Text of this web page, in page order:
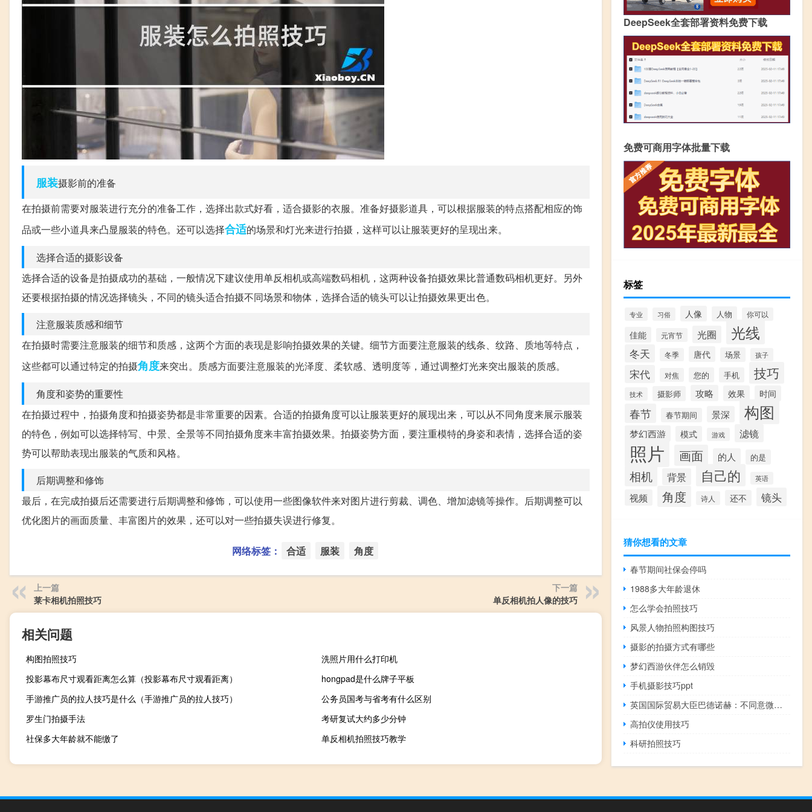
服装摄影前的准备
在拍摄前需要对服装进行充分的准备工作，选择出款式好看，适合摄影的衣服。准备好摄影道具，可以根据服装的特点搭配相应的饰
品或一些小道具来凸显服装的特色。还可以选择合适的场景和灯光来进行拍摄，这样可以让服装更好的呈现出来。
选择合适的摄影设备
选择合适的设备是拍摄成功的基础，一般情况下建议使用单反相机或高端数码相机，这两种设备拍摄效果比普通数码相机更好。另外
还要根据拍摄的情况选择镜头，不同的镜头适合拍摄不同场景和物体，选择合适的镜头可以让拍摄效果更出色。
注意服装质感和细节
在拍摄时需要注意服装的细节和质感，这两个方面的表现是影响拍摄效果的关键。细节方面要注意服装的线条、纹路、质地等特点，
这些都可以通过特定的拍摄角度来突出。质感方面要注意服装的光泽度、柔软感、透明度等，通过调整灯光来突出服装的质感。
角度和姿势的重要性
在拍摄过程中，拍摄角度和拍摄姿势都是非常重要的因素。合适的拍摄角度可以让服装更好的展现出来，可以从不同角度来展示服装
的特色，例如可以选择特写、中景、全景等不同拍摄角度来丰富拍摄效果。拍摄姿势方面，要注重模特的身姿和表情，选择合适的姿
势可以帮助表现出服装的气质和风格。
后期调整和修饰
最后，在完成拍摄后还需要进行后期调整和修饰，可以使用一些图像软件来对图片进行剪裁、调色、增加滤镜等操作。后期调整可以
优化图片的画面质量、丰富图片的效果，还可以对一些拍摄失误进行修复。
网络标签： 合适 服装 角度
上一篇
莱卡相机拍照技巧
下一篇
单反相机拍人像的技巧
相关问题
构图拍照技巧
洗照片用什么打印机
投影幕布尺寸观看距离怎么算（投影幕布尺寸观看距离）
hongpad是什么牌子平板
手游推广员的拉人技巧是什么（手游推广员的拉人技巧）
公务员国考与省考有什么区别
罗生门拍摄手法
考研复试大约多少分钟
社保多大年龄就不能缴了
单反相机拍照技巧教学
DeepSeek全套部署资料免费下载
免费可商用字体批量下载
标签
专业 习俗 人像 人物 你可以
佳能 元宵节 光圈 光线
冬天 冬季 唐代 场景 孩子
宋代 对焦 您的 手机 技巧
技术 摄影师 攻略 效果 时间
春节 春节期间 景深 构图
梦幻西游 模式 游戏 滤镜
照片 画面 的人 的是
相机 背景 自己的 英语
视频 角度 诗人 还不 镜头
猜你想看的文章
春节期间社保会停吗
1988多大年龄退休
怎么学会拍照技巧
风景人物拍照构图技巧
摄影的拍摄方式有哪些
梦幻西游伙伴怎么销毁
手机摄影技巧ppt
英国国际贸易大臣巴德诺赫：不同意微软对英国竞争和市场管理局（CMA）初步决定阻止收购动视暴雪交易的批评
高拍仪使用技巧
科研拍照技巧